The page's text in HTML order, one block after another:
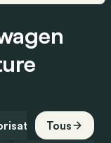
Tous